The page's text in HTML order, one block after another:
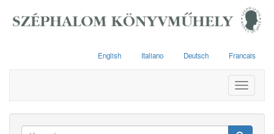
English Italiano Deutsch Francais
Toggle